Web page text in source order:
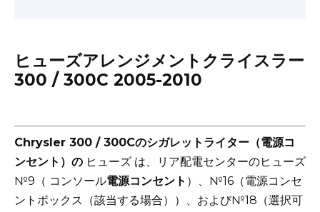
ヒューズアレンジメントクライスラー
300 / 300C 2005-2010
Chrysler 300 / 300Cのシガレットライター（電源コ
ンセント）の ヒューズ は、リア配電センターのヒューズ
№9（ コンソール電源コンセント ）、№16（電源コンセ
ントボックス（該当する場合））、および№18（選択可